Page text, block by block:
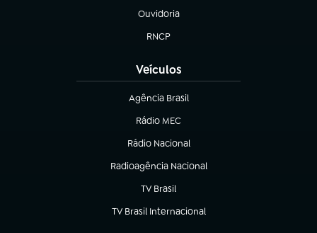
Ouvidoria
(abre em nova aba)
RNCP
(abre em nova aba)
Veículos
Agência Brasil
(abre em nova aba)
Rádio MEC
Rádio Nacional
(abre em nova aba)
Radioagência Nacional
(abre em nova aba)
TV Brasil
(abre em nova aba)
TV Brasil Internacional
(abre em nova aba)